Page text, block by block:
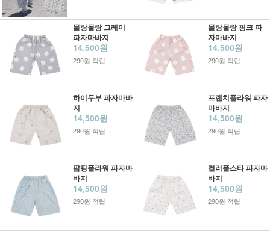
몰랑몰랑 그레이
파자마바지
14,500원
290원 적립
몰랑몰랑 핑크 파
자마바지
14,500원
290원 적립
하이두부 파자마바
지
14,500원
290원 적립
프렌치플라워 파자
마바지
14,500원
290원 적립
팝핑플라워 파자마
바지
14,500원
290원 적립
컬러풀스타 파자마
바지
14,500원
290원 적립